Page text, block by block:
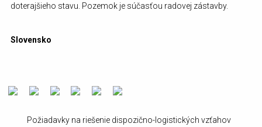
doterajšieho stavu. Pozemok je súčasťou radovej zástavby.
Slovensko
Požiadavky na riešenie dispozično-logistických vzťahov